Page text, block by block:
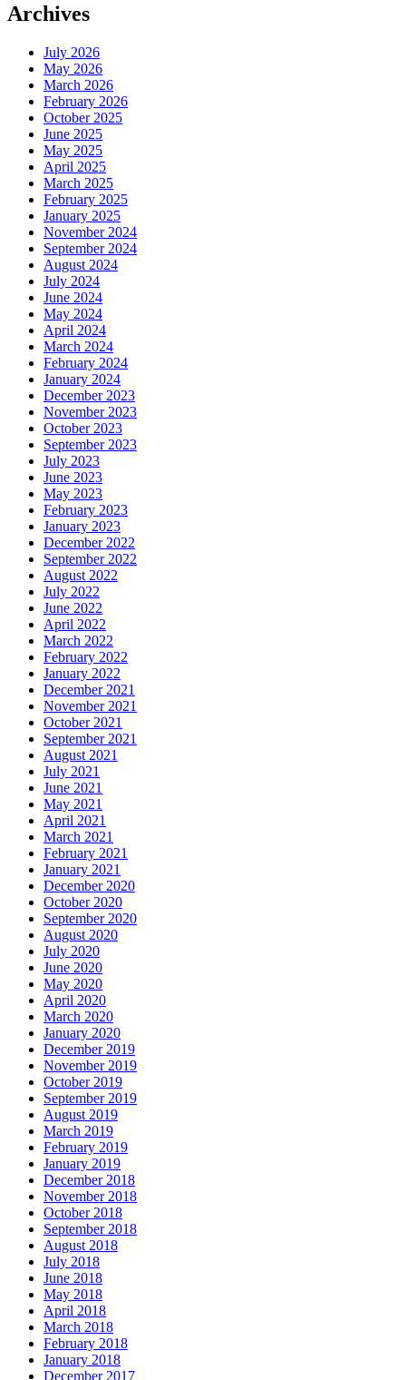
Archives
July 2026
May 2026
March 2026
February 2026
October 2025
June 2025
May 2025
April 2025
March 2025
February 2025
January 2025
November 2024
September 2024
August 2024
July 2024
June 2024
May 2024
April 2024
March 2024
February 2024
January 2024
December 2023
November 2023
October 2023
September 2023
July 2023
June 2023
May 2023
February 2023
January 2023
December 2022
September 2022
August 2022
July 2022
June 2022
April 2022
March 2022
February 2022
January 2022
December 2021
November 2021
October 2021
September 2021
August 2021
July 2021
June 2021
May 2021
April 2021
March 2021
February 2021
January 2021
December 2020
October 2020
September 2020
August 2020
July 2020
June 2020
May 2020
April 2020
March 2020
January 2020
December 2019
November 2019
October 2019
September 2019
August 2019
March 2019
February 2019
January 2019
December 2018
November 2018
October 2018
September 2018
August 2018
July 2018
June 2018
May 2018
April 2018
March 2018
February 2018
January 2018
December 2017